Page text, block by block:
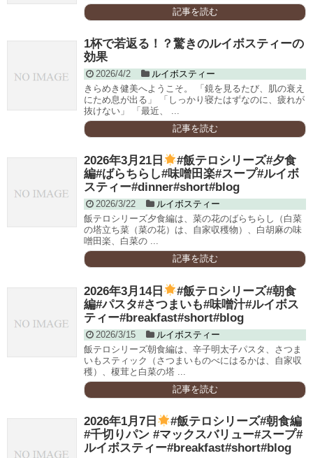
記事を読む
1杯で若返る！？驚きのルイボスティーの
効果
2026/4/2
ルイボスティー
きらめき健美へようこそ。 「鏡を見るたび、肌の衰え
にため息が出る」 「しっかり寝たはずなのに、疲れが
抜けない」 「最近、 ...
記事を読む
2026年3月21日
#飯テロシリーズ#夕食
編#ばらちらし#味噌田楽#スープ#ルイボ
スティー#dinner#short#blog
2026/3/22
ルイボスティー
飯テロシリーズ夕食編は、菜の花のばらちらし（白菜
の塔立ち菜（菜の花）は、自家収穫物）、白胡麻の味
噌田楽、白菜の ...
記事を読む
2026年3月14日
#飯テロシリーズ#朝食
編#パスタ#さつまいも#味噌汁#ルイボス
ティー#breakfast#short#blog
2026/3/15
ルイボスティー
飯テロシリーズ朝食編は、辛子明太子パスタ、さつま
いもスティック（さつまいものべにはるかは、自家収
穫）、榎茸と白菜の塔 ...
記事を読む
2026年1月7日
#飯テロシリーズ#朝食編
#千切りパン #マックスバリュー#スープ#
ルイボスティー#breakfast#short#blog